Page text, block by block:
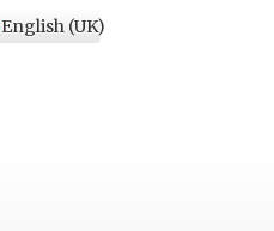
English (UK)